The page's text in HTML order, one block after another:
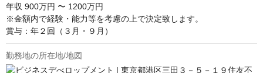
年収 900万円 〜 1200万円
※金額内で経験・能力等を考慮の上で決定致します。
賞与：年２回（３月・９月）
勤務地の所在地/地図